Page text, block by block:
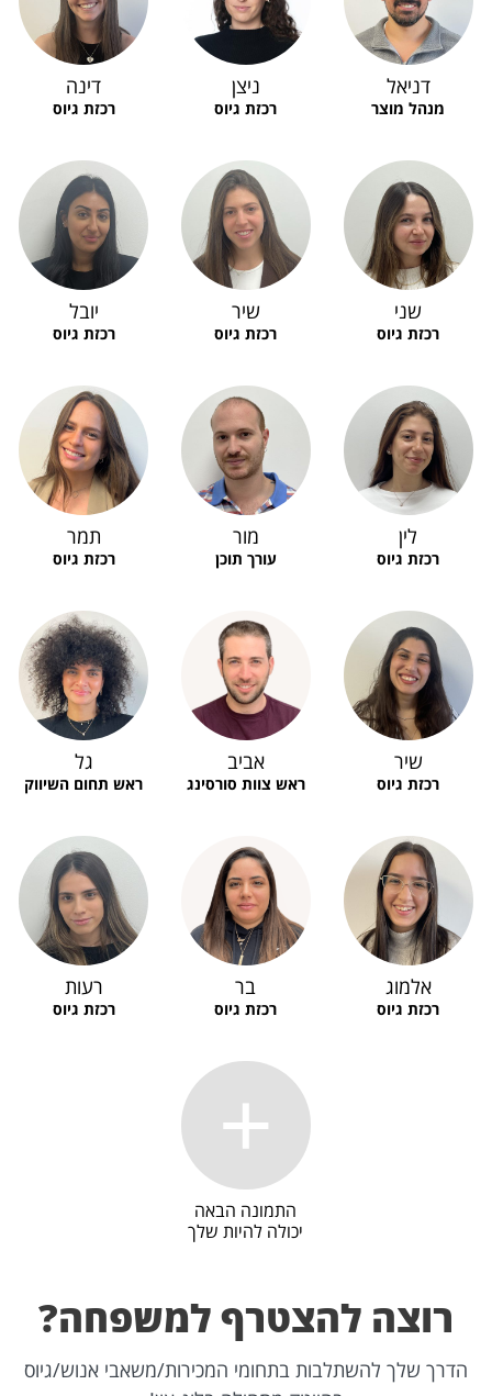
דניאל
מנהל מוצר
ניצן
רכזת גיוס
דינה
רכזת גיוס
שני
רכזת גיוס
שיר
רכזת גיוס
יובל
רכזת גיוס
לין
רכזת גיוס
מור
עורך תוכן
תמר
רכזת גיוס
שיר
רכזת גיוס
אביב
ראש צוות סורסינג
גל
ראש תחום השיווק
אלמוג
רכזת גיוס
בר
רכזת גיוס
רעות
רכזת גיוס
התמונה הבאה
יכולה להיות שלך
רוצה להצטרף למשפחה?
הדרך שלך להשתלבות בתחומי המכירות/משאבי אנוש/גיוס